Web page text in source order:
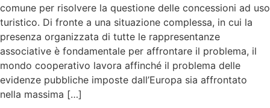
comune per risolvere la questione delle concessioni ad uso
turistico. Di fronte a una situazione complessa, in cui la
presenza organizzata di tutte le rappresentanze
associative è fondamentale per affrontare il problema, il
mondo cooperativo lavora affinché il problema delle
evidenze pubbliche imposte dall’Europa sia affrontato
nella massima […]